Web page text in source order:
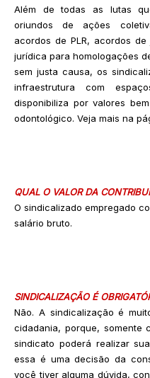
Além de todas as lutas
oriundos de ações
acordos de PLR, acordos
jurídica para homologações
sem justa causa, os
infraestrutura com
disponibiliza por valores
odontológico. Veja mais na
QUAL O VALOR DA
O sindicalizado empregado
salário bruto.
SINDICALIZAÇÃO É
Não. A sindicalização é
cidadania, porque, somente
sindicato poderá realizar
essa é uma decisão da
você tiver alguma dúvida,